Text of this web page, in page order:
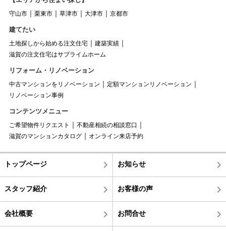
守山市 栗東市 草津市 大津市 京都市
建てたい
土地探しから始める注文住宅
建築実績
滋賀の注文住宅はサブライムホーム
リフォーム・リノベーション
中古マンションをリノベーション
定額マンションリノベーション
リノベーション事例
コンテンツメニュー
ご希望物件リクエスト
不動産相続の相談窓口
滋賀のマンションカタログ
オンライン来店予約
トップページ お知らせ
スタッフ紹介 お客様の声
会社概要 お問合せ